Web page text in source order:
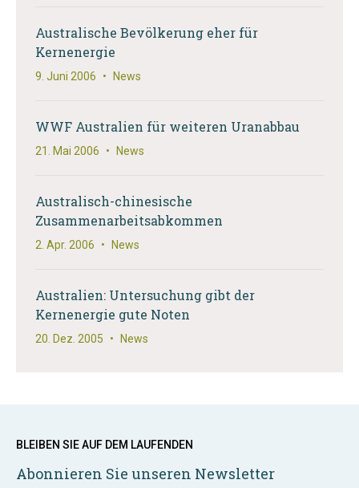
Australische Bevölkerung eher für
Kernenergie
9. Juni 2006 • News
WWF Australien für weiteren Uranabbau
21. Mai 2006 • News
Australisch-chinesische
Zusammenarbeitsabkommen
2. Apr. 2006 • News
Australien: Untersuchung gibt der
Kernenergie gute Noten
20. Dez. 2005 • News
BLEIBEN SIE AUF DEM LAUFENDEN
Abonnieren Sie unseren Newsletter